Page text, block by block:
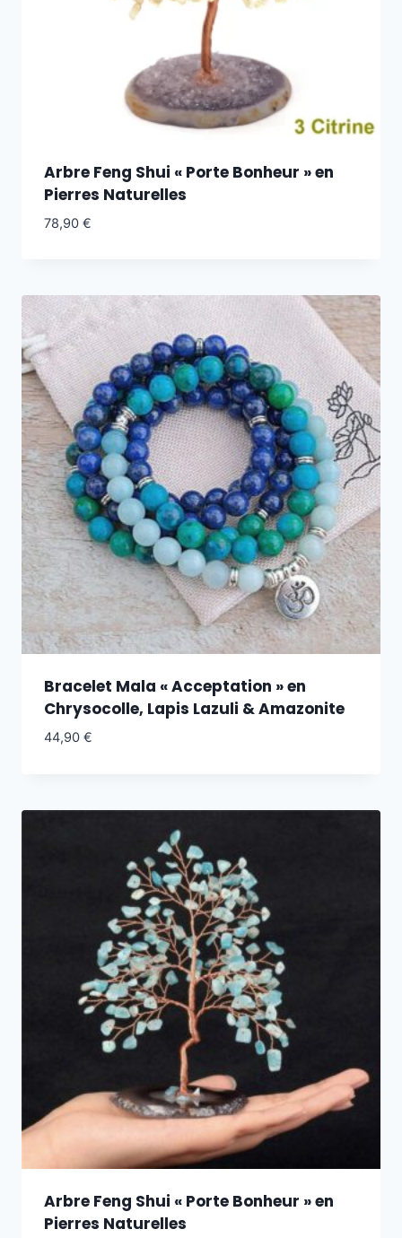
Arbre Feng Shui « Porte Bonheur » en
Pierres Naturelles
78,90 €
Bracelet Mala « Acceptation » en
Chrysocolle, Lapis Lazuli & Amazonite
44,90 €
Arbre Feng Shui « Porte Bonheur » en
Pierres Naturelles